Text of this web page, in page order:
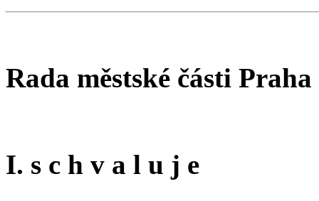
Rada městské části Praha
I. s c h v a l u j e